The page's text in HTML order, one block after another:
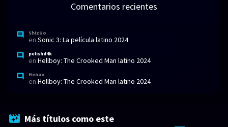
Comentarios recientes
ShIzUo
en Sonic 3: La película latino 2024
pelishd4k
en Hellboy: The Crooked Man latino 2024
Henao
en Hellboy: The Crooked Man latino 2024
Más títulos como este